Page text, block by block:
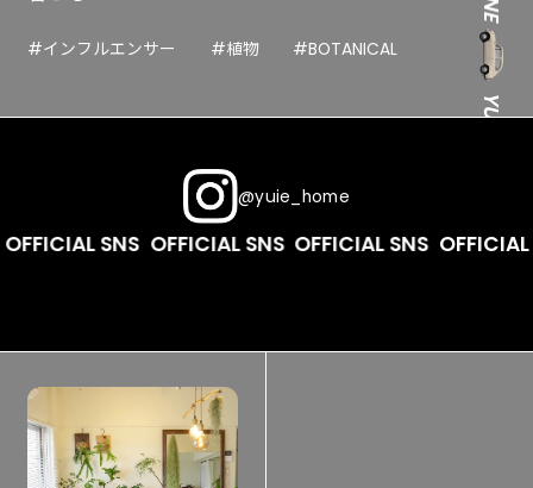
YUIE MAGAZINE
YUIE MAGAZINE
#インフルエンサー #植物 #BOTANICAL
@yuie_home
SNS OFFICIAL SNS OFFICIAL SNS OFFICIAL